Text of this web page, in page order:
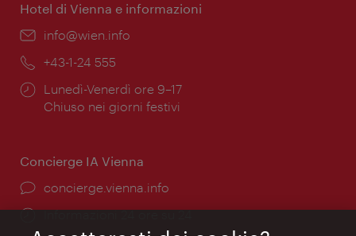
Hotel di Vienna e informazioni
Email:
info@wien.info
Telefono:
+43-1-24 555
Orari
di
Lunedì-Venerdì ore 9–17
Chiuso nei giorni festivi
Concierge IA Vienna
Ort:
concierge.vienna.info
Öffnungszeiten:
Informazioni 24 ore su 24